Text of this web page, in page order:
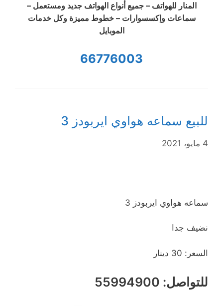
المنار للهواتف – جميع أنواع الهواتف جديد ومستعمل –
سماعات وإكسسوارات – خطوط مميزة وكل خدمات
الموبايل
66776003
للبيع سماعه هواوي ايربودز 3
4 مايو، 2021
سماعه هواوي ايربودز 3
نضيف جدا
السعر: 30 دينار
للتواصل: 55994900